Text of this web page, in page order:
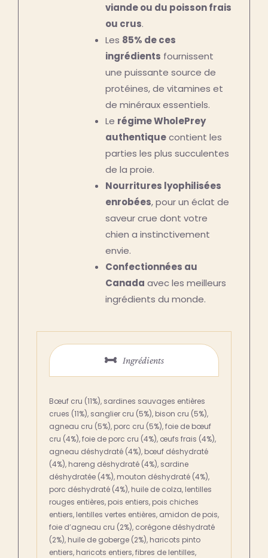
viande ou du poisson frais
ou crus.
Les 85% de ces
ingrédients fournissent
une puissante source de
protéines, de vitamines et
de minéraux essentiels.
Le régime WholePrey
authentiquecontient les
parties les plus succulentes
de la proie.
Nourritures lyophilisées
enrobées, pour un éclat de
saveur crue dont votre
chien a instinctivement
envie.
Confectionnées au
Canada avec les meilleurs
ingrédients du monde.
Ingrédients
Bœuf cru (11%), sardines sauvages entières
crues (11%), sanglier cru (5%), bison cru (5%),
agneau cru (5%), porc cru (5%), foie de bœuf
cru (4%), foie de porc cru (4%), œufs frais (4%),
agneau déshydraté (4%), bœuf déshydraté
(4%), hareng déshydraté (4%), sardine
déshydratée (4%), mouton déshydraté (4%),
porc déshydraté (4%), huile de colza, lentilles
rouges entières, pois entiers, pois chiches
entiers, lentilles vertes entières, amidon de pois,
foie d’agneau cru (2%), corégone déshydraté
(2%), huile de goberge (2%), haricots pinto
entiers, haricots entiers, fibres de lentilles,